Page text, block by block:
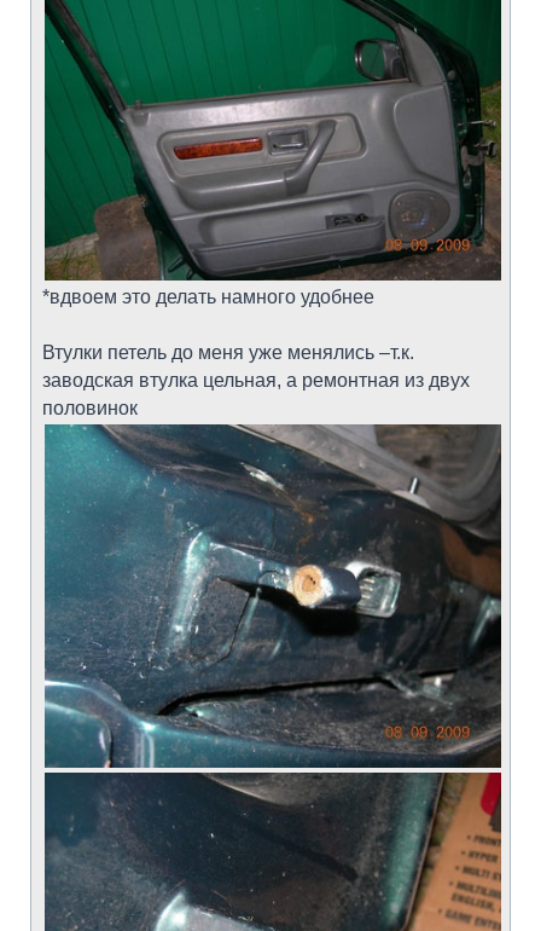
*вдвоем это делать намного удобнее
Втулки петель до меня уже менялись –т.к.
заводская втулка цельная, а ремонтная из двух
половинок